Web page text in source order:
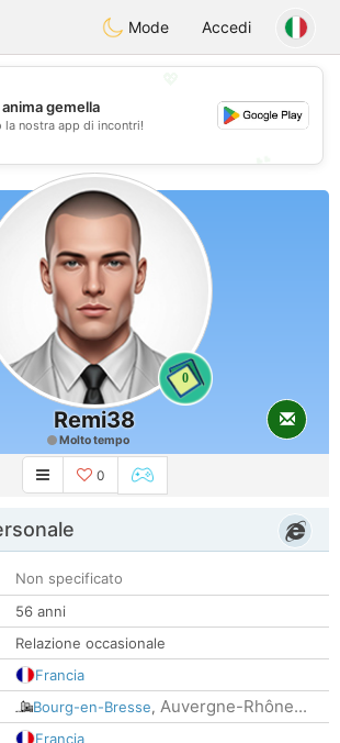
Handi Space
Mode Accedi
💕
gemella
la nostra app di incontri!
0
Remi38
Molto tempo
0
Non specificato
56 anni
Relazione occasionale
Francia
Bourg-en-Bresse, Auvergne-Rhône...
Francia